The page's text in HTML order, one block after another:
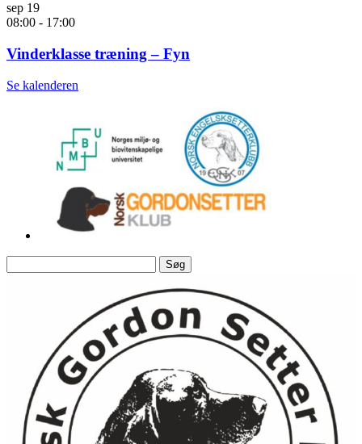
sep 19
08:00 - 17:00
Vinderklasse træning – Fyn
Se kalenderen
efter: